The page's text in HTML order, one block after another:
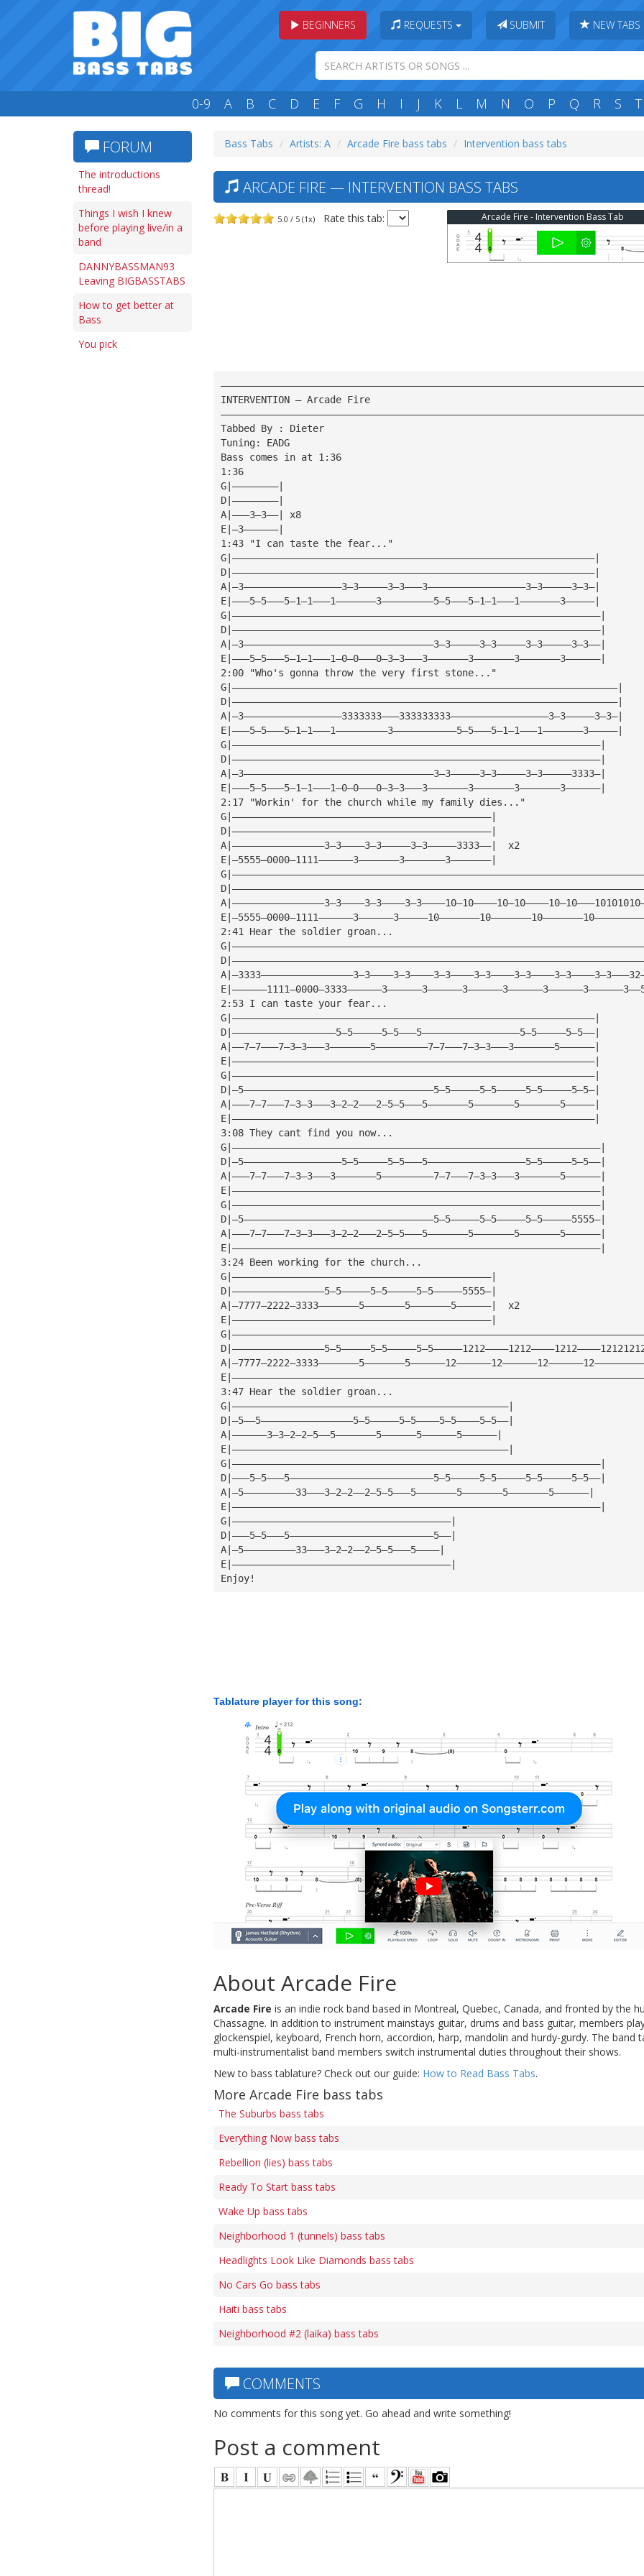
BEGINNERS REQUESTS SUBMIT NEW TABS
0-9 A B C D E F G H I J K L M N O P Q R S T
FORUM
The introductions
thread!
Things I wish I knew
before playing live/in a
band
DANNYBASSMAN93
Leaving BIGBASSTABS
How to get better at
Bass
You pick
Bass Tabs Artists: A Arcade Fire bass tabs Intervention bass tabs
ARCADE FIRE — INTERVENTION BASS TABS
5.0 / 5 (1x) Rate this tab: Arcade Fire - Intervention Bass Tab
INTERVENTION — Arcade Fire
Tabbed By : Dieter
Tuning: EADG
Bass comes in at 1:36
1:36
G|————————|
D|————————|
A|———3—3——| x8
E|—3——————|
1:43 "I can taste the fear..."
G|———————————————————————————————————————————————————————————————|
D|———————————————————————————————————————————————————————————————|
A|—3—————————————————3—3—————3—3———3—————————————————3—3—————3—3—|
E|———5—5———5—1—1———1———————3—————————5—5———5—1—1———1———————3—————|
G|————————————————————————————————————————————————————————————————|
D|————————————————————————————————————————————————————————————————|
A|—3—————————————————————————————————3—3—————3—3—————3—3—————3—3——|
E|———5—5———5—1—1———1—0—0———0—3—3———3———————3———————3———————3——————|
2:00 "Who's gonna throw the very first stone..."
G|———————————————————————————————————————————————————————————————————|
D|———————————————————————————————————————————————————————————————————|
A|—3—————————————————3333333———333333333—————————————————3—3—————3—3—|
E|———5—5———5—1—1———1—————————3———————————5—5———5—1—1———1———————3—————|
G|————————————————————————————————————————————————————————————————|
D|————————————————————————————————————————————————————————————————|
A|—3—————————————————————————————————3—3—————3—3—————3—3—————3333—|
E|———5—5———5—1—1———1—0—0———0—3—3———3———————3———————3———————3——————|
2:17 "Workin' for the church while my family dies..."
G|—————————————————————————————————————————————|
D|—————————————————————————————————————————————|
A|————————————————3—3————3—3—————3—3—————3333——|  x2
E|—5555—0000—1111——————3———————3———————3———————|
2:41 Hear the soldier groan...
2:53 I can taste your fear...
G|———————————————————————————————————————————————————————————————|
D|——————————————————5—5—————5—5———5—————————————————5—5—————5—5——|
A|——7—7———7—3—3———3———————5—————————7—7———7—3—3———3———————5——————|
E|———————————————————————————————————————————————————————————————|
G|———————————————————————————————————————————————————————————————|
D|—5—————————————————————————————————5—5—————5—5—————5—5—————5—5—|
A|———7—7———7—3—3———3—2—2———2—5—5———5———————5———————5———————5—————|
E|———————————————————————————————————————————————————————————————|
3:08 They cant find you now...
G|————————————————————————————————————————————————————————————————|
D|—5—————————————————5—5—————5—5———5—————————————————5—5—————5—5——|
A|———7—7———7—3—3———3———————5—————————7—7———7—3—3———3———————5——————|
E|————————————————————————————————————————————————————————————————|
G|————————————————————————————————————————————————————————————————|
D|—5—————————————————————————————————5—5—————5—5—————5—5—————5555—|
A|———7—7———7—3—3———3—2—2———2—5—5———5———————5———————5———————5——————|
E|————————————————————————————————————————————————————————————————|
3:24 Been working for the church...
G|—————————————————————————————————————————————|
D|————————————————5—5—————5—5—————5—5—————5555—|
A|—7777—2222—3333———————5———————5———————5——————|  x2
E|—————————————————————————————————————————————|
3:47 Hear the soldier groan...
G|————————————————————————————————————————————————|
D|—5——5————————————————5—5—————5—5————5—5————5—5——|
A|——————3—3—2—2—5——5———————5——————5——————5——————|
E|————————————————————————————————————————————————|
G|————————————————————————————————————————————————————————————————|
D|———5—5———5—————————————————————————5—5—————5—5—————5—5—————5—5——|
A|—5—————————33———3—2—2——2—5—5———5———————5———————5———————5——————|
E|————————————————————————————————————————————————————————————————|
G|——————————————————————————————————————|
D|———5—5———5—————————————————————————5——|
A|—5—————————33———3—2—2——2—5—5———5————|
E|——————————————————————————————————————|
Enjoy!
Tablature player for this song:
About Arcade Fire
Arcade Fire is an indie rock band based in Montreal, Quebec, Canada, and fronted by the
Chassagne. In addition to instrument mainstays guitar, drums and bass guitar, members
glockenspiel, keyboard, French horn, accordion, harp, mandolin and hurdy-gurdy. The
multi-instrumentalist band members switch instrumental duties throughout their shows.
New to bass tablature? Check out our guide: How to Read Bass Tabs.
More Arcade Fire bass tabs
The Suburbs bass tabs
Everything Now bass tabs
Rebellion (lies) bass tabs
Ready To Start bass tabs
Wake Up bass tabs
Neighborhood 1 (tunnels) bass tabs
Headlights Look Like Diamonds bass tabs
No Cars Go bass tabs
Haiti bass tabs
Neighborhood #2 (laika) bass tabs
COMMENTS
No comments for this song yet. Go ahead and write something!
Post a comment